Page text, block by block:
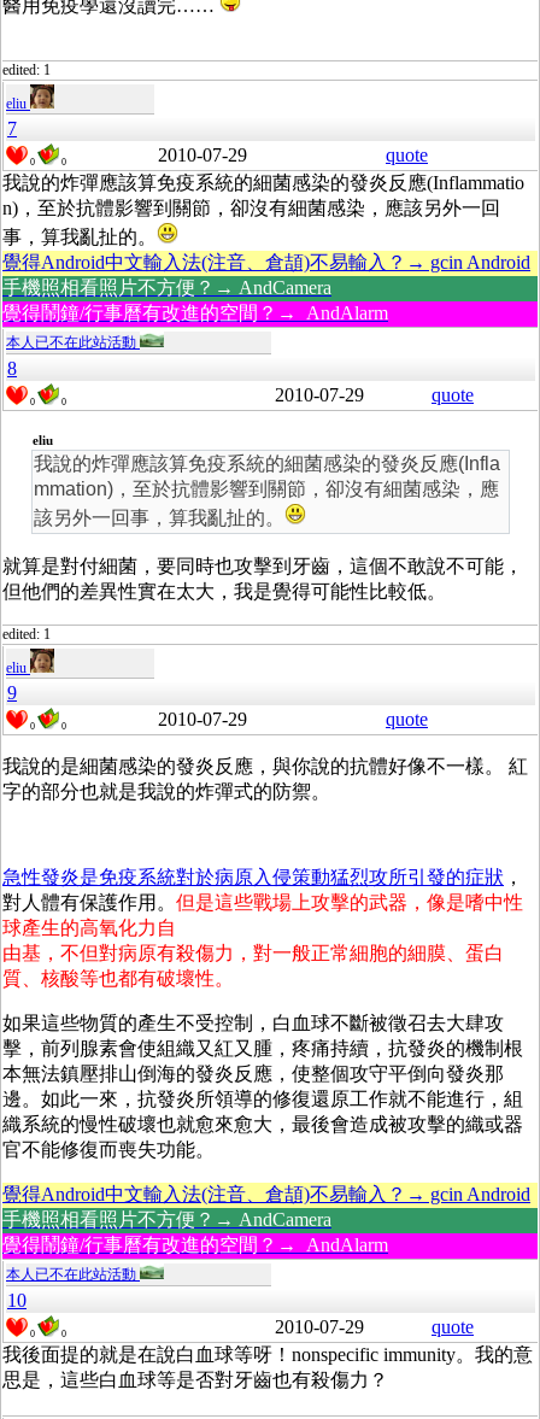
醫用免疫學還沒讀完……
edited: 1
eliu
7
0 0 2010-07-29
quote
我說的炸彈應該算免疫系統的細菌感染的發炎反應(Inflammatio
n)，至於抗體影響到關節，卻沒有細菌感染，應該另外一回
事，算我亂扯的。
覺得Android中文輸入法(注音、倉頡)不易輸入？→ gcin Android
手機照相看照片不方便？→ AndCamera
覺得鬧鐘/行事曆有改進的空間？→ AndAlarm
本人已不在此站活動
8
0 0 2010-07-29 quote
eliu
我說的炸彈應該算免疫系統的細菌感染的發炎反應(Infla
mmation)，至於抗體影響到關節，卻沒有細菌感染，應
該另外一回事，算我亂扯的。
就算是對付細菌，要同時也攻擊到牙齒，這個不敢說不可能，
但他們的差異性實在太大，我是覺得可能性比較低。
edited: 1
eliu
9
0 0 2010-07-29 quote
我說的是細菌感染的發炎反應，與你說的抗體好像不一樣。 紅
字的部分也就是我說的炸彈式的防禦。
急性發炎是免疫系統對於病原入侵策動猛烈攻所引發的症狀 ，
對人體有保護作用。 但是這些戰場上攻擊的武器，像是嗜中性
球產生的高氧化力自
由基，不但對病原有殺傷力，對一般正常細胞的細膜、蛋白
質、核酸等也都有破壞性。
如果這些物質的產生不受控制，白血球不斷被徵召去大肆攻
擊，前列腺素會使組織又紅又腫，疼痛持續，抗發炎的機制根
本無法鎮壓排山倒海的發炎反應，使整個攻守平倒向發炎那
邊。如此一來，抗發炎所領導的修復還原工作就不能進行，組
織系統的慢性破壞也就愈來愈大，最後會造成被攻擊的織或器
官不能修復而喪失功能。
覺得Android中文輸入法(注音、倉頡)不易輸入？→ gcin Android
手機照相看照片不方便？→ AndCamera
覺得鬧鐘/行事曆有改進的空間？→ AndAlarm
本人已不在此站活動
10
0 0 2010-07-29
quote
我後面提的就是在說白血球等呀！nonspecific immunity。我的意
思是，這些白血球等是否對牙齒也有殺傷力？